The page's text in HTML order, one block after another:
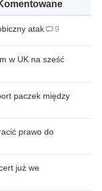
atak 9
w UK na sześć
paczek między
prawo do
już we